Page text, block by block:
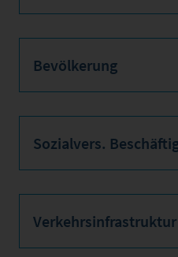
Bevölkerung
Sozialvers.
Verkehrsinfrastruktur